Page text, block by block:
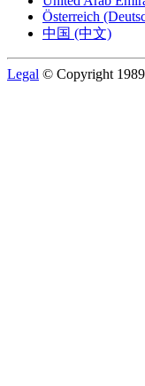
Österreich
中国 (中文)
Legal © Copyright